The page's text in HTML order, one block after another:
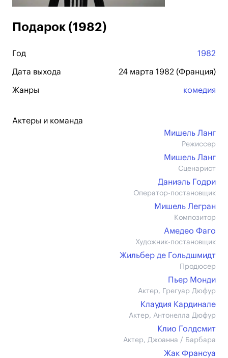
Подарок (1982)
Год 1982
Дата выхода 24 марта 1982 (Франция)
Жанры комедия
Актеры и команда
Мишель Ланг
Режиссер
Мишель Ланг
Сценарист
Даниэль Годри
Оператор-постановщик
Мишель Легран
Композитор
Амедео Фаго
Художник-постановщик
Жильбер де Гольдшмидт
Продюсер
Пьер Монди
Актер, Грегуар Дюфур
Клаудия Кардинале
Актер, Антонелла Дюфур
Клио Голдсмит
Актер, Джоанна / Барбара
Жак Франсуа